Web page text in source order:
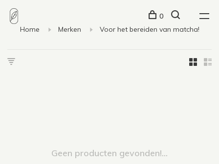
0
Home
Merken Voor het bereiden van matcha!
Geen producten gevonden!...